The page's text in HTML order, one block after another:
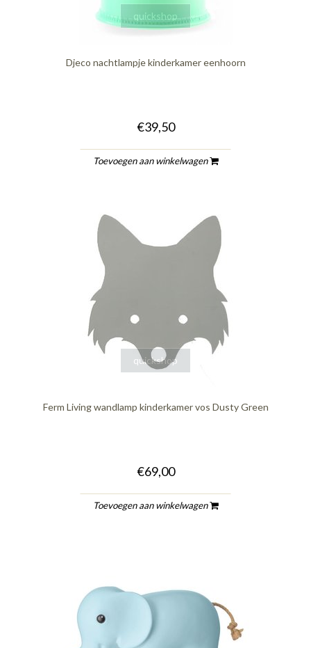
quickshop
Djeco nachtlampje kinderkamer eenhoorn
€39,50
Toevoegen aan winkelwagen
quickshop
Ferm Living wandlamp kinderkamer vos Dusty Green
€69,00
Toevoegen aan winkelwagen